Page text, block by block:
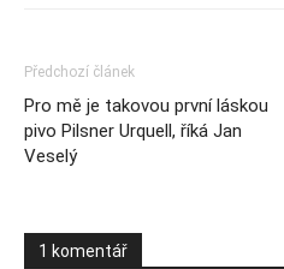
Předchozí článek
Pro mě je takovou první láskou
pivo Pilsner Urquell, říká Jan
Veselý
1 komentář